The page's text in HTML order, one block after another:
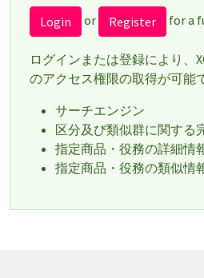
Login or Register for a
ログインまたは登録により、
のアクセス権限の取得が可能
サーチエンジン
区分及び類似群に関する
指定商品・役務の詳細情
指定商品・役務の類似情